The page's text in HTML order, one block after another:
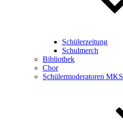
Schülerzeitung
Schulmerch
Bibliothek
Chor
Schülermoderatoren MKS